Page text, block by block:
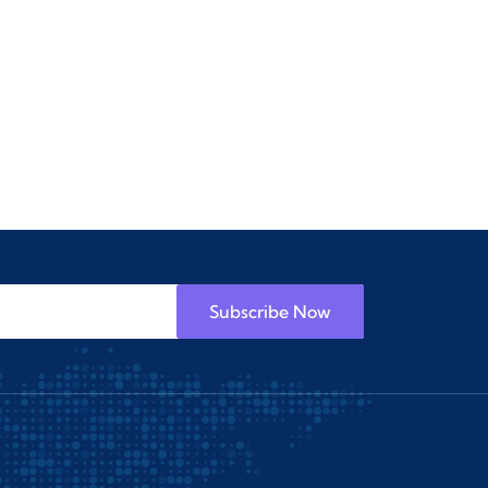
Subscribe Now